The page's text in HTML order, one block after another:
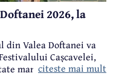
2026, la
din Valea Doftanei va
Cașcavelei,
manifestări de acest
citeste mai mult